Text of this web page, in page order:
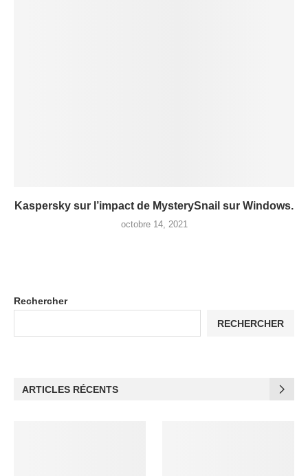
Kaspersky sur l’impact de MysterySnail sur Windows.
octobre 14, 2021
Rechercher
RECHERCHER
ARTICLES RÉCENTS